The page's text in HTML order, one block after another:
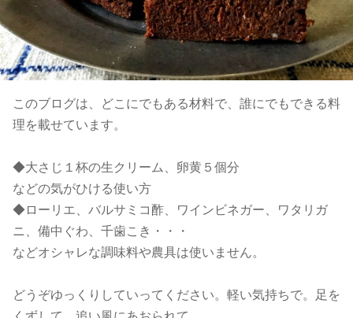
このブログは、どこにでもある材料で、誰にでもできる料
理を載せています。
◆大さじ１杯の生クリーム、卵黄５個分
などの気がひける使い方
◆ローリエ、バルサミコ酢、ワインビネガー、ワタリガ
ニ、備中ぐわ、千歯こき・・・
などオシャレな調味料や農具は使いません。
どうぞゆっくりしていってください。軽い気持ちで。足を